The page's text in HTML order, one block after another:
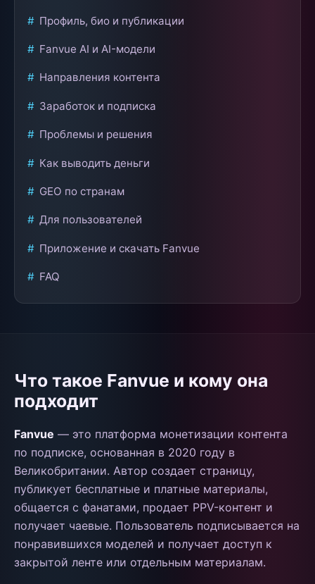
Профиль, био и публикации
Fanvue AI и AI-модели
Направления контента
Заработок и подписка
Проблемы и решения
Как выводить деньги
GEO по странам
Для пользователей
Приложение и скачать Fanvue
FAQ
Что такое Fanvue и кому она
подходит
Fanvue — это платформа монетизации контента
по подписке, основанная в 2020 году в
Великобритании. Автор создает страницу,
публикует бесплатные и платные материалы,
общается с фанатами, продает PPV-контент и
получает чаевые. Пользователь подписывается на
понравившихся моделей и получает доступ к
закрытой ленте или отдельным материалам.